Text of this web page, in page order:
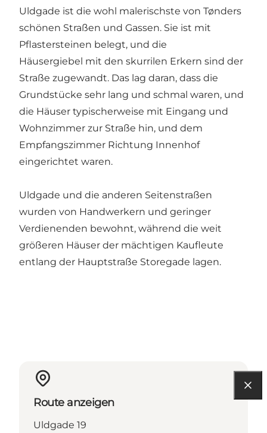
Uldgade ist die wohl malerischste von Tønders
schönen Straßen und Gassen. Sie ist mit
Pflastersteinen belegt, und die
Häusergiebel mit den skurrilen Erkern sind der
Straße zugewandt. Das lag daran, dass die
Grundstücke sehr lang und schmal waren, und
die Häuser typischerweise mit Eingang und
Wohnzimmer zur Straße hin, und dem
Empfangszimmer Richtung Innenhof
eingerichtet waren.
Uldgade und die anderen Seitenstraßen
wurden von Handwerkern und geringer
Verdienenden bewohnt, während die weit
größeren Häuser der mächtigen Kaufleute
entlang der Hauptstraße Storegade lagen.
Route anzeigen
Uldgade 19